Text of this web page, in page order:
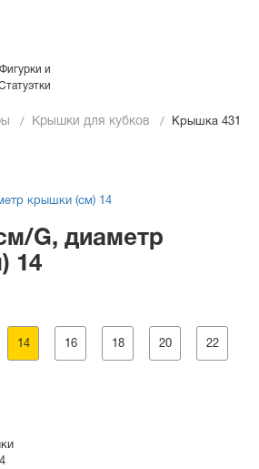
Фигурки и
Крышки для кубков Крышка 431
G, диаметр
14
14 16 18 20 22